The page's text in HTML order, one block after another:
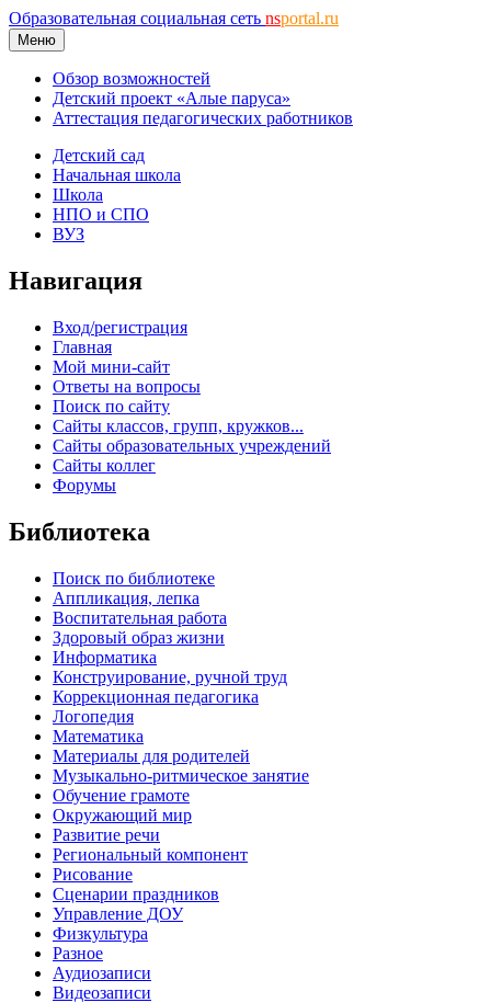
Образовательная социальная сеть nsportal.ru
Меню
Обзор возможностей
Детский проект «Алые паруса»
Аттестация педагогических работников
Детский сад
Начальная школа
Школа
НПО и СПО
ВУЗ
Навигация
Вход/регистрация
Главная
Мой мини-сайт
Ответы на вопросы
Поиск по сайту
Сайты классов, групп, кружков...
Сайты образовательных учреждений
Сайты коллег
Форумы
Библиотека
Поиск по библиотеке
Аппликация, лепка
Воспитательная работа
Здоровый образ жизни
Информатика
Конструирование, ручной труд
Коррекционная педагогика
Логопедия
Математика
Материалы для родителей
Музыкально-ритмическое занятие
Обучение грамоте
Окружающий мир
Развитие речи
Региональный компонент
Рисование
Сценарии праздников
Управление ДОУ
Физкультура
Разное
Аудиозаписи
Видеозаписи